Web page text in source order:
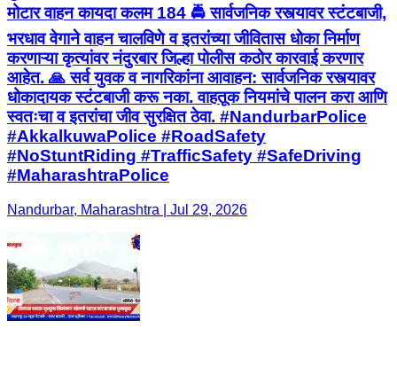
मोटार वाहन कायदा कलम 184 🚔 सार्वजनिक रस्त्यावर स्टंटबाजी,
भरधाव वेगाने वाहन चालविणे व इतरांच्या जीवितास धोका निर्माण
करणाऱ्या कृत्यांवर नंदुरबार जिल्हा पोलीस कठोर कारवाई करणार
आहेत. 🙏 सर्व युवक व नागरिकांना आवाहन: सार्वजनिक रस्त्यावर
धोकादायक स्टंटबाजी करू नका. वाहतूक नियमांचे पालन करा आणि
स्वतःचा व इतरांचा जीव सुरक्षित ठेवा. #NandurbarPolice
#AkkalkuwaPolice #RoadSafety
#NoStuntRiding #TrafficSafety #SafeDriving
#MaharashtraPolice
Nandurbar, Maharashtra | Jul 29, 2026